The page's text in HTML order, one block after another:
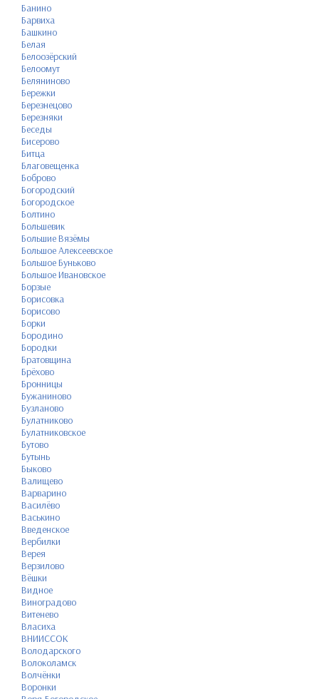
Банино
Барвиха
Башкино
Белая
Белоозёрский
Белоомут
Беляниново
Бережки
Березнецово
Березняки
Беседы
Бисерово
Битца
Благовещенка
Боброво
Богородский
Богородское
Болтино
Большевик
Большие Вязёмы
Большое Алексеевское
Большое Буньково
Большое Ивановское
Борзые
Борисовка
Борисово
Борки
Бородино
Бородки
Братовщина
Брёхово
Бронницы
Бужаниново
Бузланово
Булатниково
Булатниковское
Бутово
Бутынь
Быково
Валищево
Варварино
Василёво
Васькино
Введенское
Вербилки
Верея
Верзилово
Вёшки
Видное
Виноградово
Витенево
Власиха
ВНИИССОК
Володарского
Волоколамск
Волчёнки
Воронки